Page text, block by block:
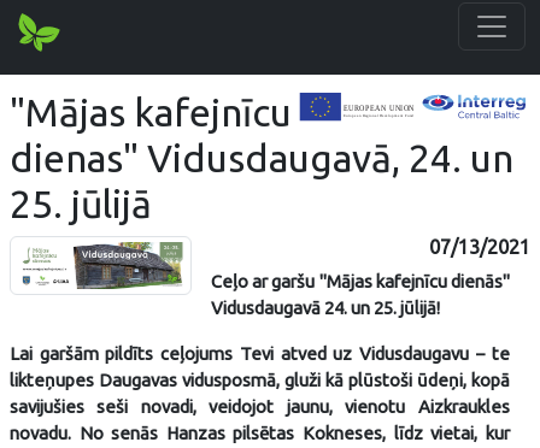
"Mājas kafejnīcu
dienas" Vidusdaugavā, 24. un
25. jūlijā
07/13/2021
Ceļo ar garšu "Mājas kafejnīcu dienās"
Vidusdaugavā 24. un 25. jūlijā!
Lai garšām pildīts ceļojums Tevi atved uz Vidusdaugavu – te
likteņupes Daugavas vidusposmā, gluži kā plūstoši ūdeņi, kopā
savijušies seši novadi, veidojot jaunu, vienotu Aizkraukles
novadu. No senās Hanzas pilsētas Kokneses, līdz vietai, kur